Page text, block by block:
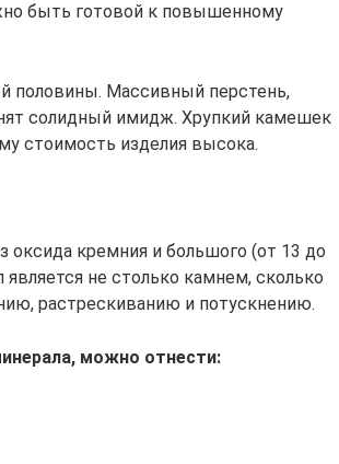
быть готовой к повышенному
половины. Массивный перстень,
солидный имидж. Хрупкий камешек
стоимость изделия высока.
кремния и большого (от 13 до
не столько камнем, сколько
растрескиванию и потускнению.
можно отнести: